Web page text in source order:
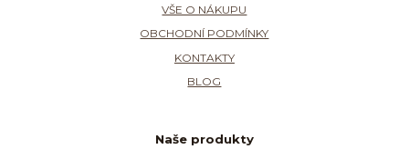
VŠE O NÁKUPU
OBCHODNÍ PODMÍNKY
KONTAKTY
BLOG
Naše produkty